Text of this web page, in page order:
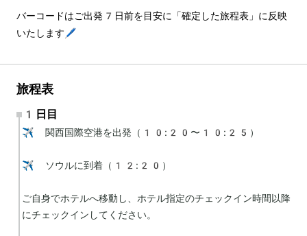
バーコードはご出発7日前を目安に「確定した旅程表」に反映
いたします🖊️
旅程表
1日目
✈️ 関西国際空港を出発（10:20〜10:25）
✈️ ソウルに到着（12:20）
ご自身でホテルへ移動し、ホテル指定のチェックイン時間以降
にチェックインしてください。